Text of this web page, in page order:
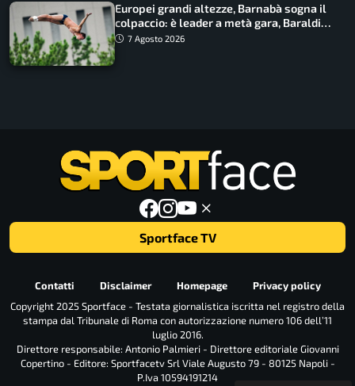
Europei grandi altezze, Barnabà sogna il
colpaccio: è leader a metà gara, Baraldi
ancora in corsa
7 Agosto 2026
Sportface TV
Contatti Disclaimer Homepage
Privacy policy
Copyright 2025 Sportface - Testata giornalistica iscritta nel registro della
stampa dal Tribunale di Roma con autorizzazione numero 106 dell’11
luglio 2016.
Direttore responsabile: Antonio Palmieri - Direttore editoriale Giovanni
Copertino - Editore: Sportfacetv Srl Viale Augusto 79 - 80125 Napoli -
P.Iva 10594191214